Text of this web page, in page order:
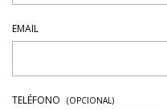
EMAIL
TELÉFONO (OPCIONAL)